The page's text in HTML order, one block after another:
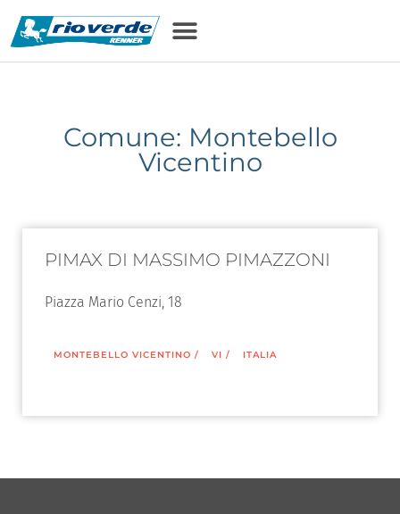
Comune: Montebello
Vicentino
PIMAX DI MASSIMO PIMAZZONI
Piazza Mario Cenzi, 18
MONTEBELLO VICENTINO / VI / ITALIA